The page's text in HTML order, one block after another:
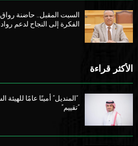
السبت المقبل.. حاضنة
الفكرة إلى النجاح لدعم
الأكثر قراءة
“المنديل” أمينًا عامًا
“تقييم”